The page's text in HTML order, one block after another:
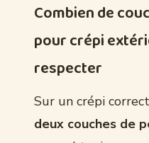
Combien de
pour crépi
respecter
Sur un crépi
deux couches de